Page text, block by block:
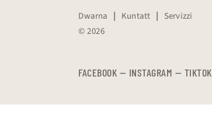
Dwarna | Kuntatt | Servizzi
© 2026
FACEBOOK — INSTAGRAM — TIKTOK